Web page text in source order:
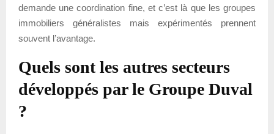
demande une coordination fine, et c’est là que les groupes
immobiliers généralistes mais expérimentés prennent
souvent l’avantage.
Quels sont les autres secteurs
développés par le Groupe Duval
?